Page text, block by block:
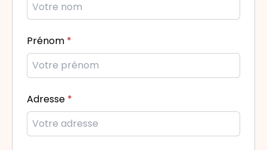
Prénom
Adresse